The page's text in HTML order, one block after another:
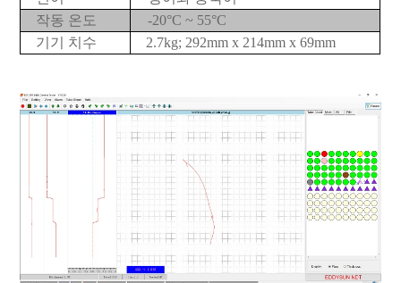
작동 온도
-20°C ~ 55°C
기기 치수
2.7kg; 292mm x 214mm x 69mm